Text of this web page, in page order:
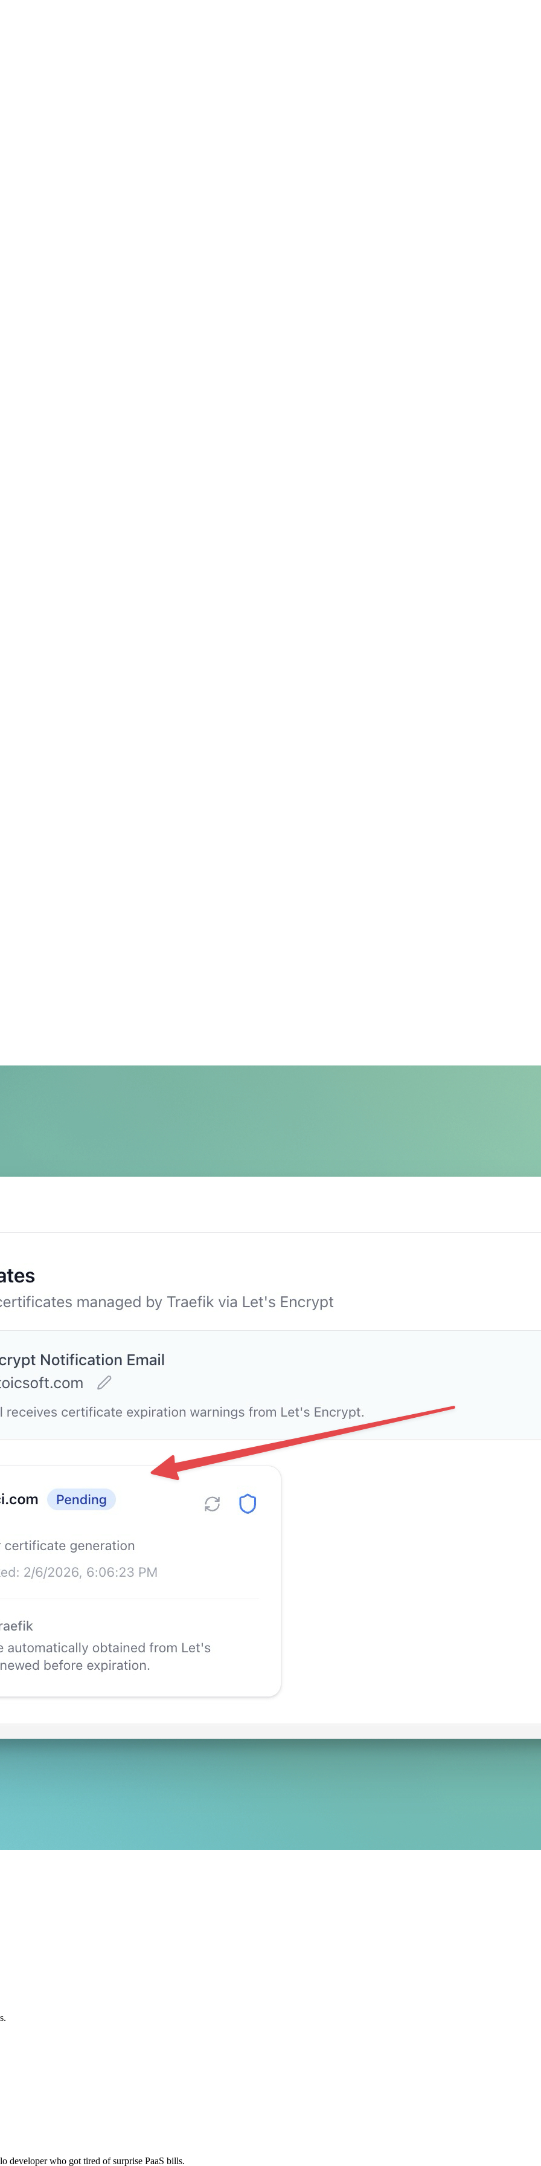
developer who got tired of surprise PaaS bills.